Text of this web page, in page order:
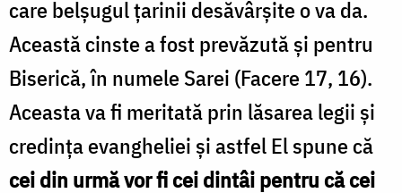
care belșugul țarinii desăvârșite o va da.
Această cinste a fost prevăzută și pentru
Biserică, în numele Sarei (Facere 17, 16).
Aceasta va fi meritată prin lăsarea legii și
credința evangheliei și astfel El spune că
cei din urmă vor fi cei dintâi pentru că cei